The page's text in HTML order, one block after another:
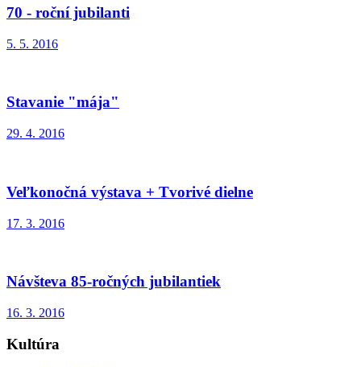
70 - roční jubilanti
5. 5. 2016
Stavanie "mája"
29. 4. 2016
Veľkonočná výstava + Tvorivé dielne
17. 3. 2016
Návšteva 85-ročných jubilantiek
16. 3. 2016
Kultúra